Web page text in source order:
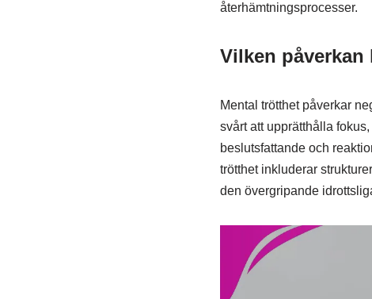
återhämtningsprocesser.
Vilken
Mental trötthet påverkar
svårt att upprätthålla
beslutsfattande och
trötthet inkluderar
den övergripande